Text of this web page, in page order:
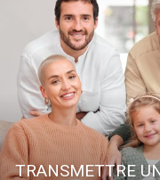
TRANSMETTRE